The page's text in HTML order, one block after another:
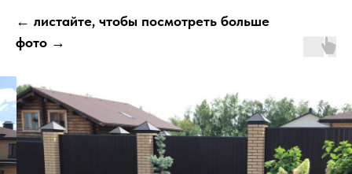
← листайте, чтобы посмотреть больше
фото →